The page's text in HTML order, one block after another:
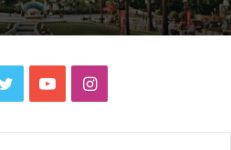
TwitterYouTubeInstagram